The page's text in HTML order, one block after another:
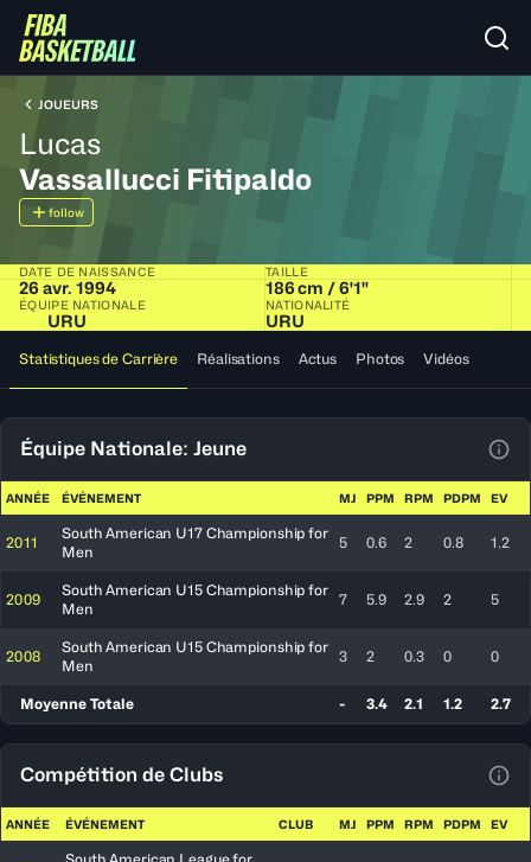
JOUEURS
Lucas
Vassallucci Fitipaldo
follow
DATE DE NAISSANCE
26 avr. 1994
TAILLE
186 cm / 6'1"
ÉQUIPE NATIONALE
URU
NATIONALITÉ
URU
Statistiques de Carrière Réalisations Actus Photos Vidéos
Équipe Nationale: Jeune
ANNÉE ÉVÉNEMENT MJ PPM RPM PDPM EV
2011
South American U17 Championship for
Men
5 0.6 2 0.8 1.2
2009
South American U15 Championship for
Men
7 5.9 2.9 2 5
2008
South American U15 Championship for
Men
3 2 0.3 0 0
Moyenne Totale - 3.4 2.1 1.2 2.7
Compétition de Clubs
ANNÉE ÉVÉNEMENT CLUB MJ PPM RPM PDPM EV